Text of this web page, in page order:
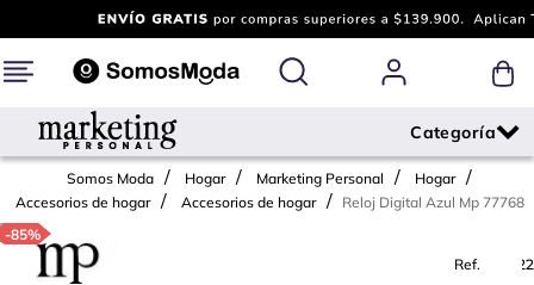
Marketing Personal Hogar
Accesorios de hogar
Reloj Digital Azul Mp 77768
-85%
Ref.
682522